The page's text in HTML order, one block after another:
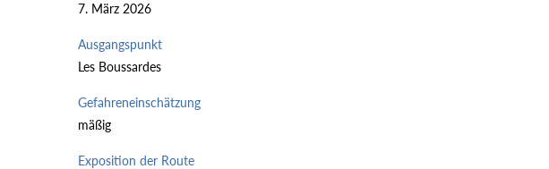
7. März 2026
Ausgangspunkt
Les Boussardes
Gefahreneinschätzung
mäßig
Exposition der Route